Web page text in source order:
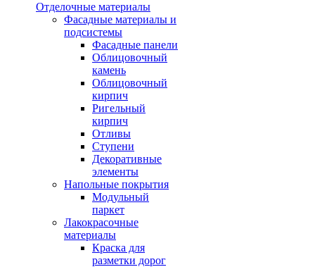
Отделочные материалы
Фасадные материалы и
подсистемы
Фасадные панели
Облицовочный
камень
Облицовочный
кирпич
Ригельный
кирпич
Отливы
Ступени
Декоративные
элементы
Напольные покрытия
Модульный
паркет
Лакокрасочные
материалы
Краска для
разметки дорог